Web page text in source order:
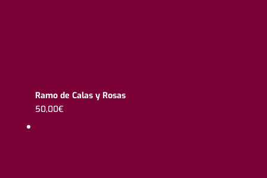
Ramo de Calas y Rosas
50,00€